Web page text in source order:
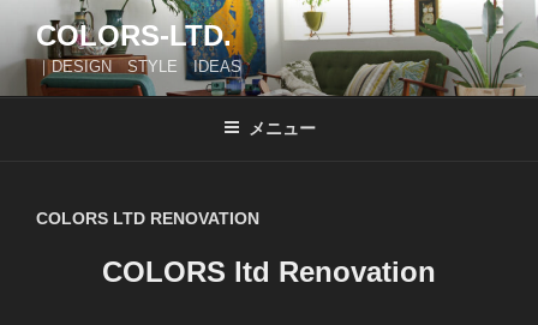
テ
ン
COLORS-LTD.
｜DESIGN STYLE IDEAS
メニュー
COLORS LTD RENOVATION
COLORS ltd Renovation